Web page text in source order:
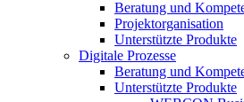
Beratung und
Projektorganisation
Unterstützte Produkte
Digitale Prozesse
Beratung und
Unterstützte Produkte